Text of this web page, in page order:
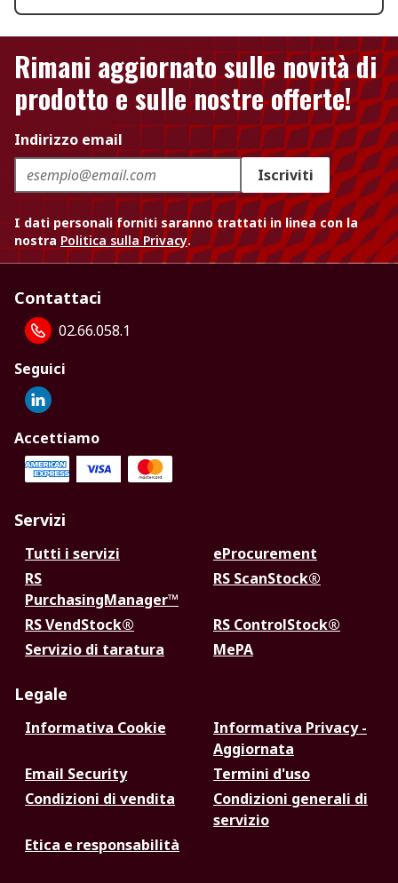
Rimani aggiornato sulle novità di
prodotto e sulle nostre offerte!
Indirizzo email
Iscriviti
I dati personali forniti saranno trattati in linea con la
nostra Politica sulla Privacy.
Contattaci
02.66.058.1
Seguici
Accettiamo
Servizi
Tutti i servizi
eProcurement
RS
PurchasingManager™
RS ScanStock®
RS VendStock®
RS ControlStock®
Servizio di taratura
MePA
Legale
Informativa Cookie
Informativa Privacy -
Aggiornata
Email Security
Termini d'uso
Condizioni di vendita
Condizioni generali di
servizio
Etica e responsabilità